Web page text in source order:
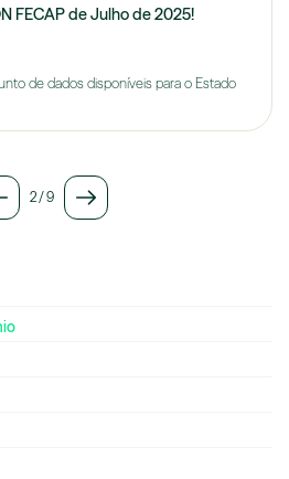
FECAP de Julho de 2025!
de dados disponíveis para o Estado
2 /9